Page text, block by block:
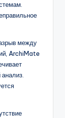
между
ArchiMate